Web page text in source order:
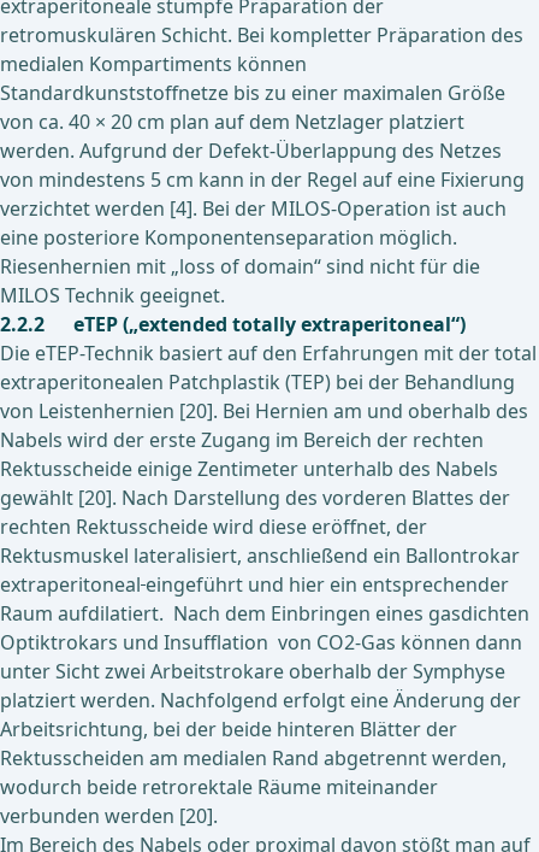
extraperitoneale stumpfe Präparation der
retromuskulären Schicht. Bei kompletter Präparation des
medialen Kompartiments können
Standardkunststoffnetze bis zu einer maximalen Größe
von ca. 40 × 20 cm plan auf dem Netzlager platziert
werden. Aufgrund der Defekt-Überlappung des Netzes
von mindestens 5 cm kann in der Regel auf eine Fixierung
verzichtet werden [4]. Bei der MILOS-Operation ist auch
eine posteriore Komponentenseparation möglich.
Riesenhernien mit „loss of domain“ sind nicht für die
MILOS Technik geeignet.
2.2.2 eTEP („extended totally extraperitoneal“)
Die eTEP-Technik basiert auf den Erfahrungen mit der total
extraperitonealen Patchplastik (TEP) bei der Behandlung
von Leistenhernien [20]. Bei Hernien am und oberhalb des
Nabels wird der erste Zugang im Bereich der rechten
Rektusscheide einige Zentimeter unterhalb des Nabels
gewählt [20]. Nach Darstellung des vorderen Blattes der
rechten Rektusscheide wird diese eröffnet, der
Rektusmuskel lateralisiert, anschließend ein Ballontrokar
extraperitoneal eingeführt und hier ein entsprechender
Raum aufdilatiert. Nach dem Einbringen eines gasdichten
Optiktrokars und Insufflation von CO2-Gas können dann
unter Sicht zwei Arbeitstrokare oberhalb der Symphyse
platziert werden. Nachfolgend erfolgt eine Änderung der
Arbeitsrichtung, bei der beide hinteren Blätter der
Rektusscheiden am medialen Rand abgetrennt werden,
wodurch beide retrorektale Räume miteinander
verbunden werden [20].
Im Bereich des Nabels oder proximal davon stößt man auf